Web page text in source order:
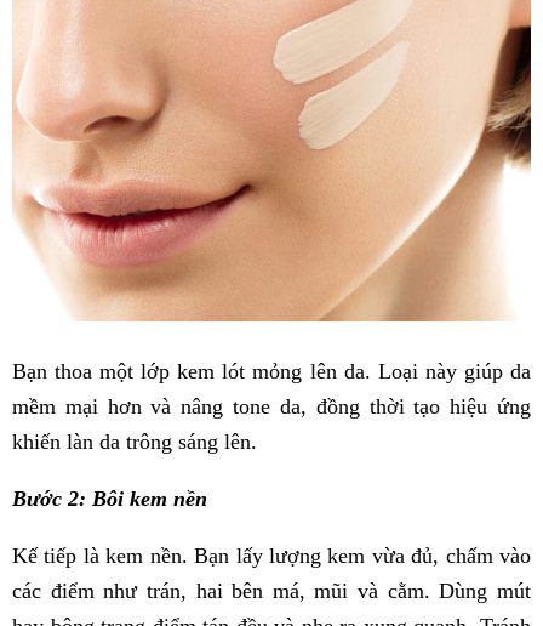
Bạn thoa một lớp kem lót mỏng lên da. Loại này giúp da
mềm mại hơn và nâng tone da, đồng thời tạo hiệu ứng
khiến làn da trông sáng lên.
Bước 2: Bôi kem nền
Kế tiếp là kem nền. Bạn lấy lượng kem vừa đủ, chấm vào
các điểm như trán, hai bên má, mũi và cằm. Dùng mút